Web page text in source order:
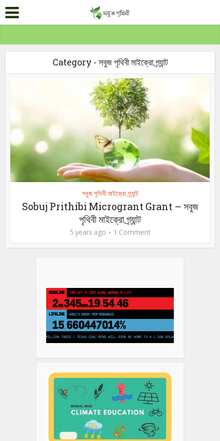
Category - সবুজ পৃথিবী মাইক্রো গ্র্যান্ট
সবুজ পৃথিবী মাইক্রো গ্র্যান্ট
Sobuj Prithibi Microgrant Grant – সবুজ
পৃথিবী মাইক্রো গ্র্যান্ট
5 years ago 1 Comment
DEADLINE TIME LEFT TO LIMIT GLOBAL WARMING TO 1.5°C
2YRS 345DAYS 19: 54: 46
LIFELINE LAND PROTECTED BY INDIGENOUS PEOPLE
43,500,000km²
PLANS TO PLANT 250 MILLION TREES | TEXAS COAL MINE WILL SOON BE HOME TO A 1.2GW SOLAR FARM | CHINA